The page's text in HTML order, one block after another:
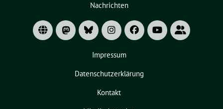
Untermenü
Nachrichten
Impressum
Datenschutzerklärung
Kontakt